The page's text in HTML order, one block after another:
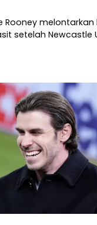
Rooney
setelah Newcastle